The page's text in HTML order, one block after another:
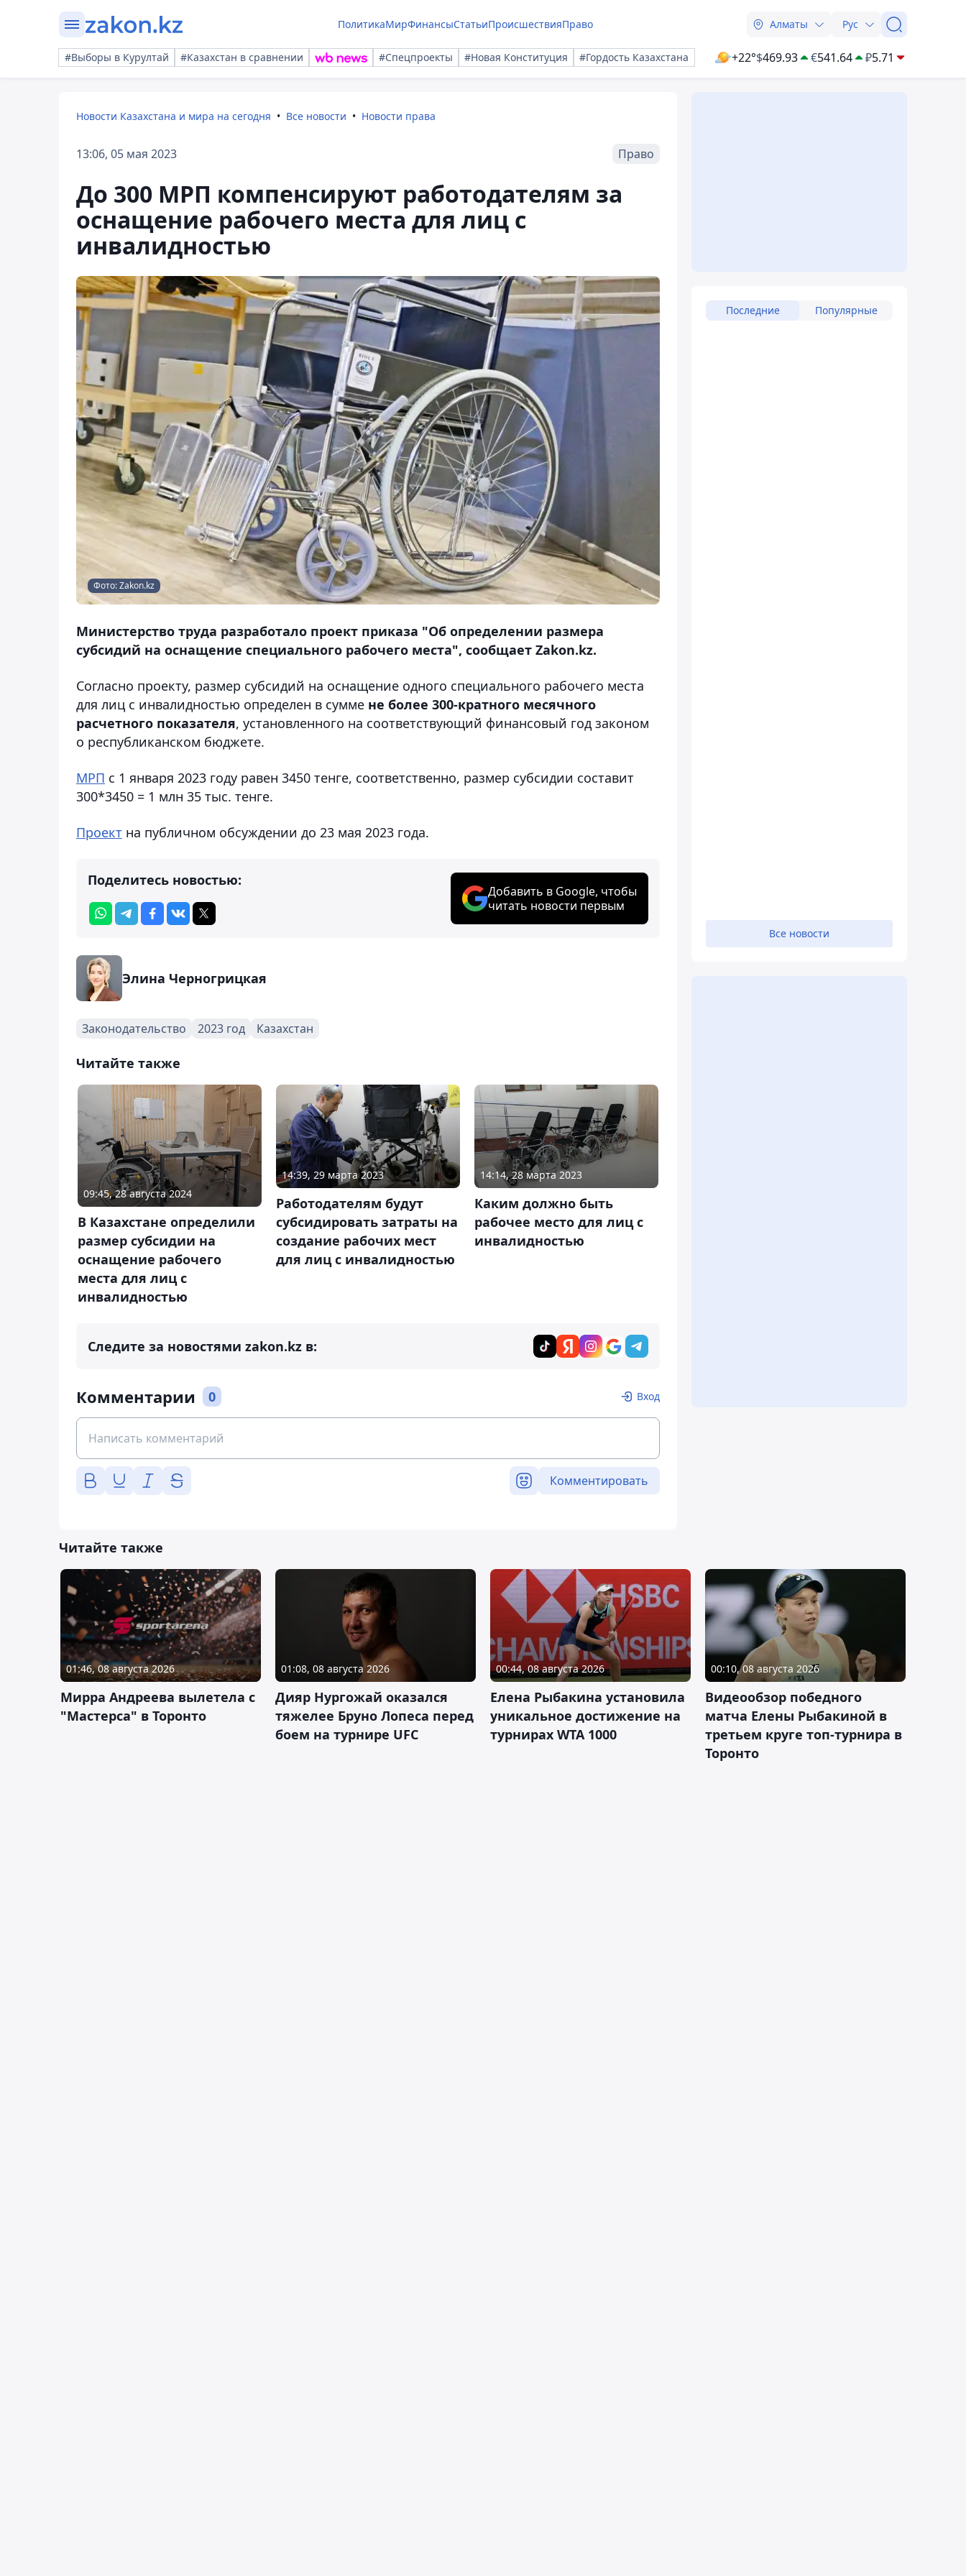
ПолитикаМирФинансыСтатьиПроисшествияПраво Алматы Рус
#Выборы в Курултай #Казахстан в сравнении #Спецпроекты #Новая Конституция #Гордость Казахстана +22°$469.93 €541.64 ₽5.71
Новости Казахстана и мира на сегодня Все новости Новости права
13:06, 05 мая 2023 Право
До 300 МРП компенсируют работодателям за
оснащение рабочего места для лиц с
инвалидностью
Фото: Zakon.kz
Министерство труда разработало проект приказа "Об определении размера
субсидий на оснащение специального рабочего места", сообщает Zakon.kz.
Согласно проекту, размер субсидий на оснащение одного специального рабочего места
для лиц с инвалидностью определен в сумме не более 300-кратного месячного
расчетного показателя, установленного на соответствующий финансовый год законом
о республиканском бюджете.
МРП с 1 января 2023 году равен 3450 тенге, соответственно, размер субсидии составит
300*3450 = 1 млн 35 тыс. тенге.
Проект на публичном обсуждении до 23 мая 2023 года.
Поделитесь новостью:
Добавить в Google, чтобы
читать новости первым
Элина Черногрицкая
Законодательство 2023 год Казахстан
Читайте также
09:45, 28 августа 2024
В Казахстане определили
размер субсидии на
оснащение рабочего
места для лиц с
инвалидностью
14:39, 29 марта 2023
Работодателям будут
субсидировать затраты на
создание рабочих мест
для лиц с инвалидностью
14:14, 28 марта 2023
Каким должно быть
рабочее место для лиц с
инвалидностью
Следите за новостями zakon.kz в:
Комментарии 0 Вход
Комментировать
Последние Популярные
Все новости
Читайте также
01:46, 08 августа 2026
Мирра Андреева вылетела с
"Мастерса" в Торонто
01:08, 08 августа 2026
Дияр Нургожай оказался
тяжелее Бруно Лопеса перед
боем на турнире UFC
00:44, 08 августа 2026
Елена Рыбакина установила
уникальное достижение на
турнирах WTA 1000
00:10, 08 августа 2026
Видеообзор победного
матча Елены Рыбакиной в
третьем круге топ-турнира в
Торонто